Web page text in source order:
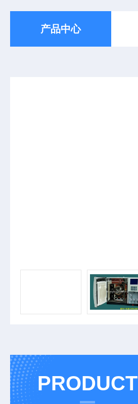
产品中心
PRODUCT